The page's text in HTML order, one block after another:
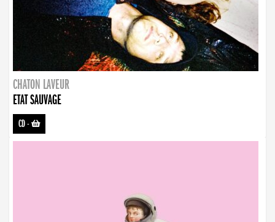
CHATON LAVEUR
ETAT SAUVAGE
CD-